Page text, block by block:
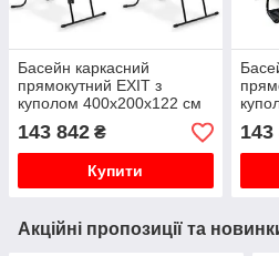
Басейн каркасний
прямокутний EXIT з
куполом 400х200х122 см
"чорна шкіра" пісочний
фільтр з підігрівом
143 842 ₴
Купити
143
Акційні пропозиції та